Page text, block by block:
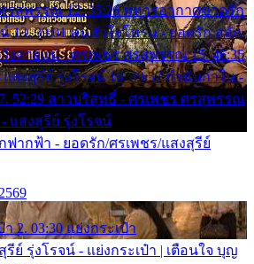
รสุพรรณ 12. 35:26 ทหารอากาศขาดรัก
13. 39:01 คนหัวใจโทรม - ยอดรัก สลัก
วังตายแน่ - ศรเพชร ศรสุพรรณ 15. 46:35
สงสุรีย์ รุ่งโรจน์ 16. 49:57 กำนันกำใน -
52:29 สาวบริสุทธิ์ - ศรเพชร ศรสุพรรณ
- แสงสุรีย์ รุ่งโรจน์
ฟากฟ้า - ยอดรัก/ศรเพชร/แสงสุรีย์
2. 03:30 แย่งกระเป๋า
รีย์ รุ่งโรจน์ - แย่งกระเป๋า | เตือนใจ บุญ